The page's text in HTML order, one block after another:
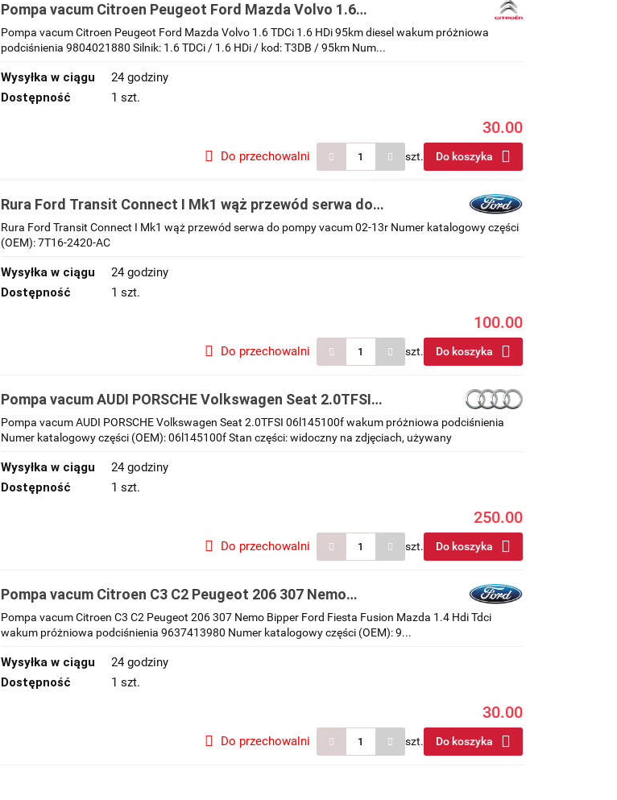
Pompa vacum Citroen Peugeot Ford Mazda Volvo 1.6
TDCi 1.6 HDi 95km diesel wakum próżniowa podciśnienia
9804021880
Pompa vacum Citroen Peugeot Ford Mazda Volvo 1.6 TDCi 1.6 HDi 95km diesel wakum próżniowa
podciśnienia 9804021880 Silnik: 1.6 TDCi / 1.6 HDi / kod: T3DB / 95km Num...
Wysyłka w ciągu
24 godziny
Dostępność
1 szt.
30.00
szt. Do koszyka
Do przechowalni
Rura Ford Transit Connect I Mk1 wąż przewód serwa do
pompy vacum 02-13r 7T16-2420-AC
Rura Ford Transit Connect I Mk1 wąż przewód serwa do pompy vacum 02-13r Numer katalogowy części
(OEM): 7T16-2420-AC
Wysyłka w ciągu
24 godziny
Dostępność
1 szt.
100.00
szt. Do koszyka
Do przechowalni
Pompa vacum AUDI PORSCHE Volkswagen Seat 2.0TFSI
06l145100f wakum próżniowa podciśnienia
Pompa vacum AUDI PORSCHE Volkswagen Seat 2.0TFSI 06l145100f wakum próżniowa podciśnienia
Numer katalogowy części (OEM): 06l145100f Stan części: widoczny na zdjęciach, używany
Wysyłka w ciągu
24 godziny
Dostępność
1 szt.
250.00
szt. Do koszyka
Do przechowalni
Pompa vacum Citroen C3 C2 Peugeot 206 307 Nemo
Bipper Fiesta Fusion Mazda 1.4 Hdi Tdci wakum
próżniowa podciśnienia 9637413980
Pompa vacum Citroen C3 C2 Peugeot 206 307 Nemo Bipper Ford Fiesta Fusion Mazda 1.4 Hdi Tdci
wakum próżniowa podciśnienia 9637413980 Numer katalogowy części (OEM): 9...
Wysyłka w ciągu
24 godziny
Dostępność
1 szt.
30.00
szt. Do koszyka
Do przechowalni